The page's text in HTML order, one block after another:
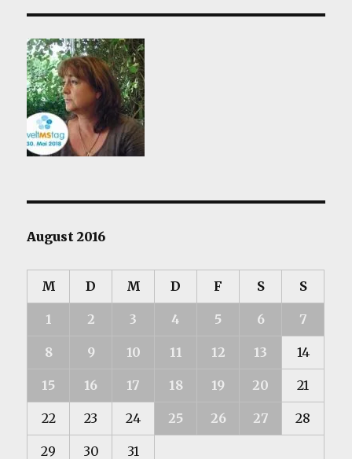
August 2016
M D M D F S S
1 2 3 4 5 6 7
8 9 10 11 12 13 14
15 16 17 18 19 20 21
22 23 24 25 26 27 28
29 30 31